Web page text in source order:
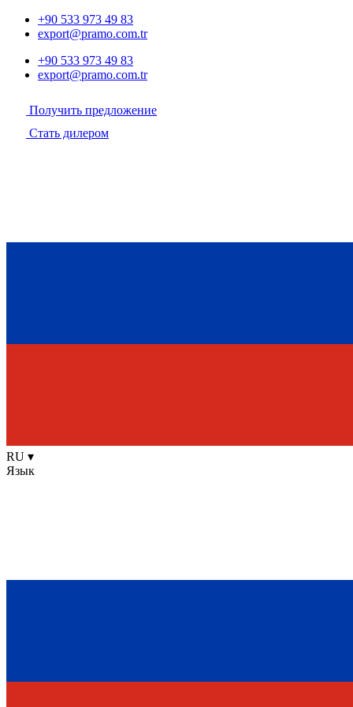
+90 533 973 49 83
export@pramo.com.tr
+90 533 973 49 83
export@pramo.com.tr
Получить предложение
Стать дилером
RU ▾
Язык